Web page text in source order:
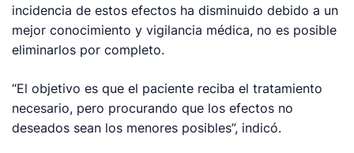
incidencia de estos efectos ha disminuido debido a un
mejor conocimiento y vigilancia médica, no es posible
eliminarlos por completo.
“El objetivo es que el paciente reciba el tratamiento
necesario, pero procurando que los efectos no
deseados sean los menores posibles”, indicó.